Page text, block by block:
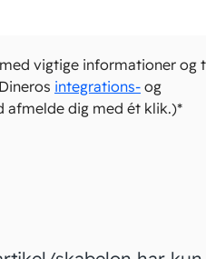
vigtige informationer og
integrations- og
afmelde dig med ét klik.)*